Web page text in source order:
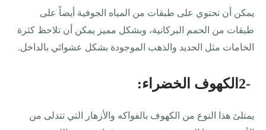
يمكن أن تحتوي على طبقات من المياه الجوفية أيضاً على
طبقات من الحمم البركانية، وبشكل مميز يمكن أن تلاحظ كثرة
الخامات مثل الحديد والذهب الموجودة بشكل عشوائي بالداخل.
2- الكهوف الخضراء:
يمتلئ هذا النوع من الكهوف بالفواكه والأزهار التي تتدلى من